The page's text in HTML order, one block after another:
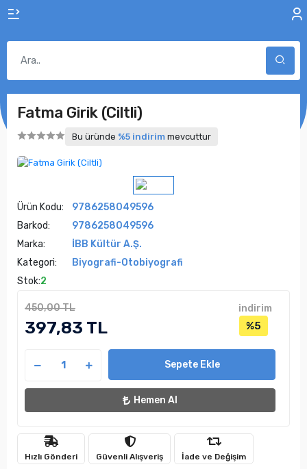
Fatma Girik (Ciltli)
Bu üründe %5 indirim mevcuttur
Ürün Kodu:
9786258049596
Barkod:
9786258049596
Marka:
İBB Kültür A.Ş.
Kategori:
Biyografi-Otobiyografi
Stok:2
450,00 TL
397,83 TL
indirim
%5
Sepete Ekle
Hemen Al
Hızlı Gönderi Güvenli Alışveriş İade ve Değişim